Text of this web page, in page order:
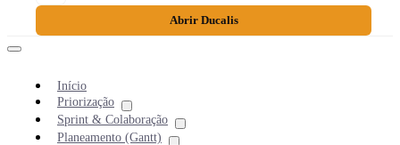
Abrir Ducalis
Início
Priorização
Sprint & Colaboração
Planeamento (Gantt)